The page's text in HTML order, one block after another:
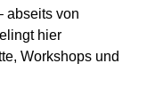
abseits von
hier
Workshops und